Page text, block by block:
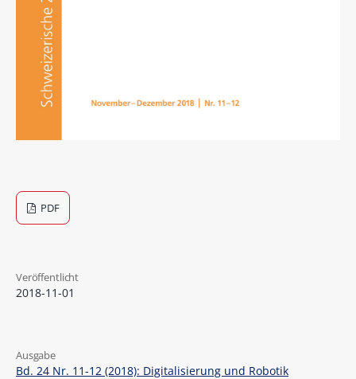
PDF
Veröffentlicht
2018-11-01
Ausgabe
Bd. 24 Nr. 11-12 (2018): Digitalisierung und Robotik